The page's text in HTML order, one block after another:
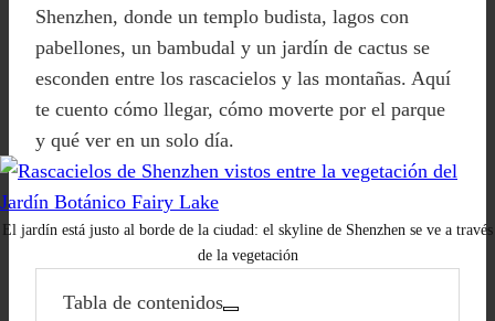
Shenzhen, donde un templo budista, lagos con
pabellones, un bambudal y un jardín de cactus se
esconden entre los rascacielos y las montañas. Aquí
te cuento cómo llegar, cómo moverte por el parque
y qué ver en un solo día.
El jardín está justo al borde de la ciudad: el skyline de Shenzhen se ve a través
de la vegetación
Tabla de contenidos